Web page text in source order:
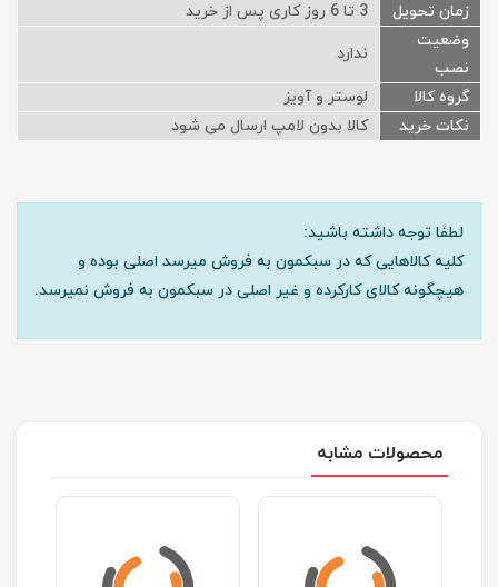
زمان تحویل
3 تا 6 روز کاری پس از خرید
وضعیت
نصب
ندارد
گروه کالا
لوستر و آویز
نکات خرید
کالا بدون لامپ ارسال می شود
لطفا توجه داشته باشید:
کلیه کالاهایی که در سبکمون به فروش میرسد اصلی بوده و
هیچگونه کالای کارکرده و غیر اصلی در سبکمون به فروش نمیرسد.
محصولات مشابه